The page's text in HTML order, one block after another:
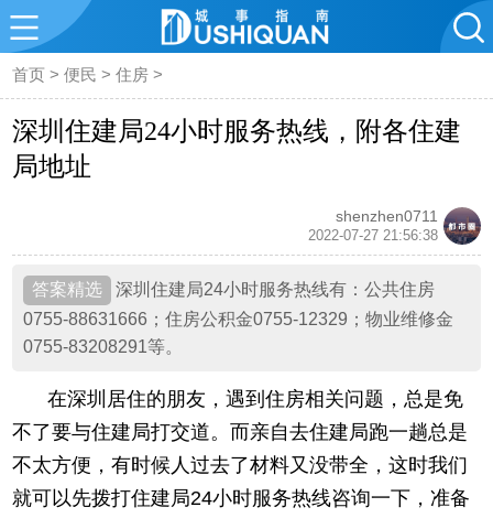
首页 >便民 >住房 >
深圳住建局24小时服务热线，附各住建
局地址
shenzhen0711
2022-07-27 21:56:38
深圳住建局24小时服务热线有：公共住房
0755-88631666；住房公积金0755-12329；物业维修金
0755-83208291等。
在深圳居住的朋友，遇到住房相关问题，总是免
不了要与住建局打交道。而亲自去住建局跑一趟总是
不太方便，有时候人过去了材料又没带全，这时我们
就可以先拨打住建局24小时服务热线咨询一下，准备